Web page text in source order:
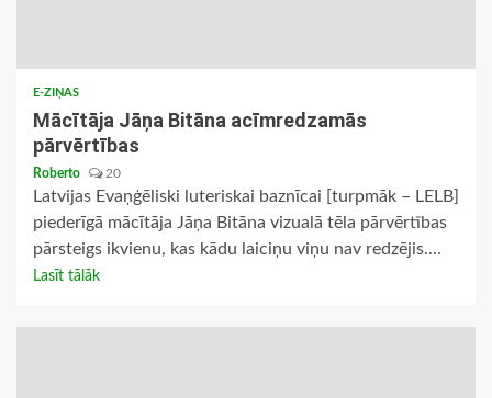
E-ZIŅAS
Mācītāja Jāņa Bitāna acīmredzamās
pārvērtības
Roberto 20
Latvijas Evaņģēliski luteriskai baznīcai [turpmāk – LELB]
piederīgā mācītāja Jāņa Bitāna vizualā tēla pārvērtības
pārsteigs ikvienu, kas kādu laiciņu viņu nav redzējis....
Lasīt tālāk